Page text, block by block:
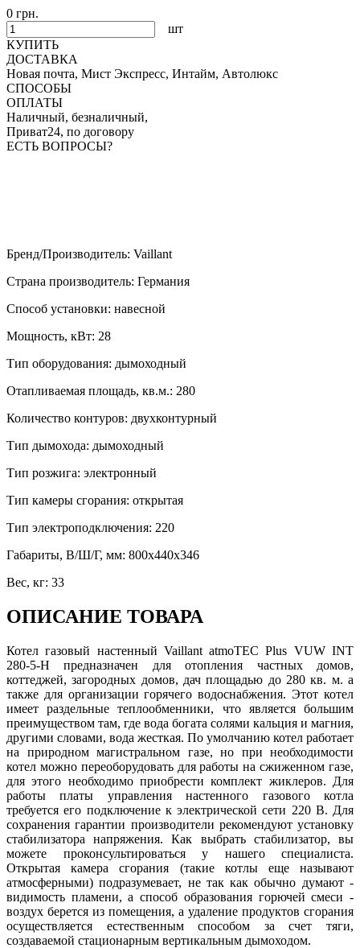
0 грн.
шт
КУПИТЬ
ДОСТАВКА
Новая почта, Мист Экспресс, Интайм, Автолюкс
СПОСОБЫ
ОПЛАТЫ
Наличный, безналичный,
Приват24, по договору
ЕСТЬ ВОПРОСЫ?
Бренд/Производитель: Vaillant
Страна производитель: Германия
Способ установки: навесной
Мощность, кВт: 28
Тип оборудования: дымоходный
Отапливаемая площадь, кв.м.: 280
Количество контуров: двухконтурный
Тип дымохода: дымоходный
Тип розжига: электронный
Тип камеры сгорания: открытая
Тип электроподключения: 220
Габариты, В/Ш/Г, мм: 800х440х346
Вес, кг: 33
ОПИСАНИЕ ТОВАРА
Котел газовый настенный Vaillant atmoTEC Plus VUW INT
280-5-H предназначен для отопления частных домов,
коттеджей, загородных домов, дач площадью до 280 кв. м. а
также для организации горячего водоснабжения. Этот котел
имеет раздельные теплообменники, что является большим
преимуществом там, где вода богата солями кальция и магния,
другими словами, вода жесткая. По умолчанию котел работает
на природном магистральном газе, но при необходимости
котел можно переоборудовать для работы на сжиженном газе,
для этого необходимо приобрести комплект жиклеров. Для
работы платы управления настенного газового котла
требуется его подключение к электрической сети 220 В. Для
сохранения гарантии производители рекомендуют установку
стабилизатора напряжения. Как выбрать стабилизатор, вы
можете проконсультироваться у нашего специалиста.
Открытая камера сгорания (такие котлы еще называют
атмосферными) подразумевает, не так как обычно думают -
видимость пламени, а способ образования горючей смеси -
воздух берется из помещения, а удаление продуктов сгорания
осуществляется естественным способом за счет тяги,
создаваемой стационарным вертикальным дымоходом.